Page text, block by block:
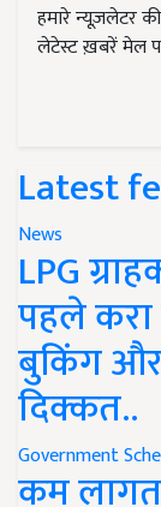
हमारे न्यूज़लेटर
लेटेस्ट ख़बरें मेल
Latest
News
LPG
पहले
बुकिंग
दिक्कत..
Government
कम